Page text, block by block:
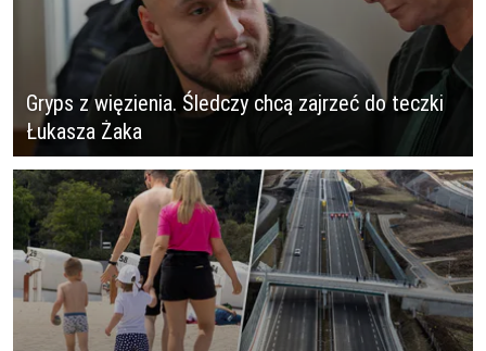
Gryps z więzienia. Śledczy chcą zajrzeć do teczki
Łukasza Żaka